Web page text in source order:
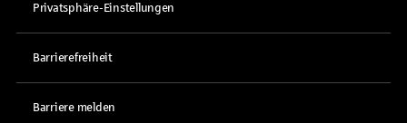
Privatsphäre-Einstellungen
Barrierefreiheit
Barriere melden